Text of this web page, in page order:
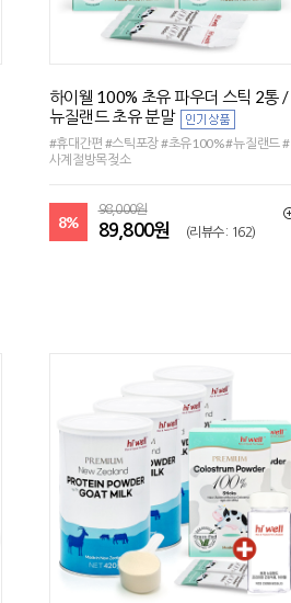
하이웰 100% 초유 파우더 스틱 2통 /
뉴질랜드 초유 분말
#휴대간편 #스틱포장 #초유100% #뉴질랜드 #
사계절방목젖소
8%
98,000원
89,800원 (리뷰수 : 162)